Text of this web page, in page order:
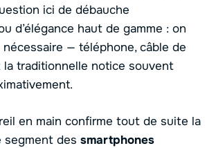
ici de débauche
d’élégance haut de gamme : on
— téléphone, câble de
traditionnelle notice souvent
en main confirme tout de suite la
segment des smartphones